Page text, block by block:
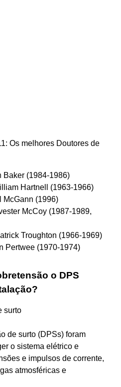
Os melhores Doutores de
Baker (1984-1986)
Hartnell (1963-1966)
McGann (1996)
McCoy (1987-1989,
Troughton (1966-1969)
Pertwee (1970-1974)
o DPS
surto
de surto (DPSs) foram
o sistema elétrico e
e impulsos de corrente,
atmosféricas e